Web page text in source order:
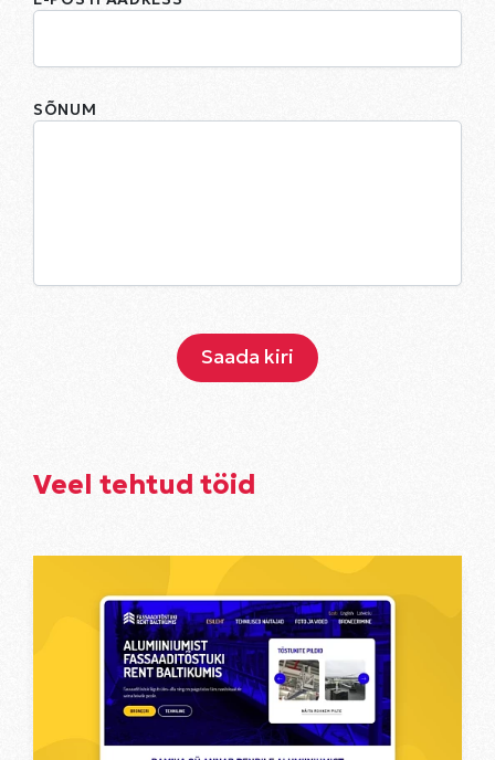
SÕNUM
Veel tehtud töid